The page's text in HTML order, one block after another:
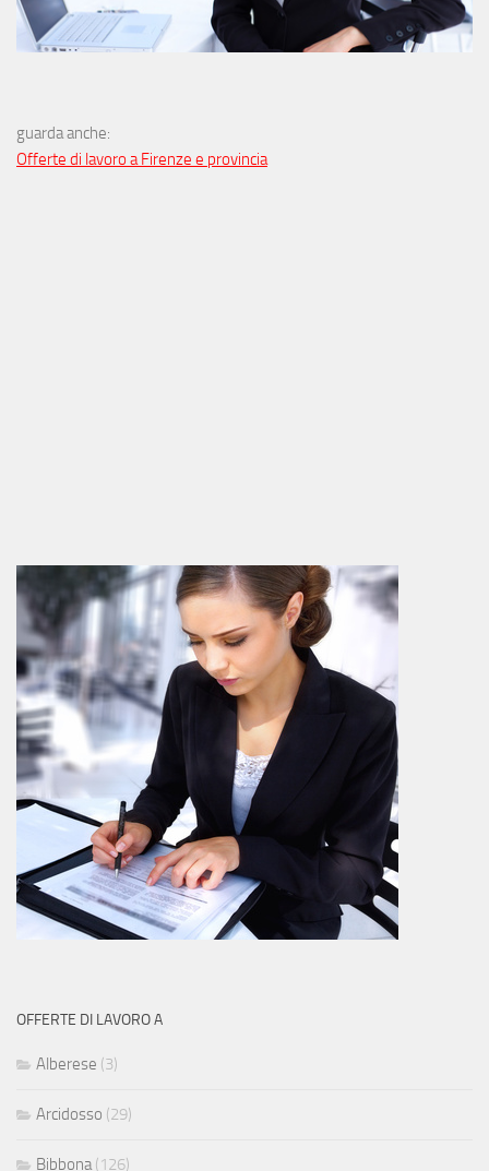
guarda anche:
Offerte di lavoro a Firenze e provincia
OFFERTE DI LAVORO A
Alberese (3)
Arcidosso (29)
Bibbona (126)